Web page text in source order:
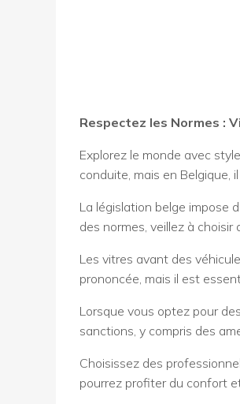
Respectez les Normes :
Explorez le monde avec
conduite, mais en Belgique,
La législation belge impose
des normes, veillez à
Les vitres avant des
prononcée, mais il est
Lorsque vous optez pour
sanctions, y compris des
Choisissez des
pourrez profiter du confort